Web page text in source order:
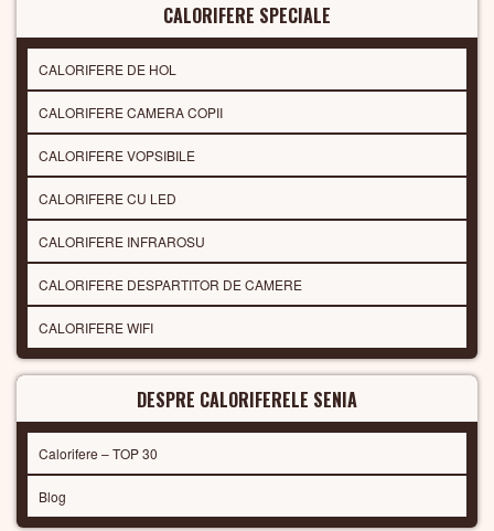
CALORIFERE SPECIALE
CALORIFERE DE HOL
CALORIFERE CAMERA COPII
CALORIFERE VOPSIBILE
CALORIFERE CU LED
CALORIFERE INFRAROSU
CALORIFERE DESPARTITOR DE CAMERE
CALORIFERE WIFI
DESPRE CALORIFERELE SENIA
Calorifere – TOP 30
Blog